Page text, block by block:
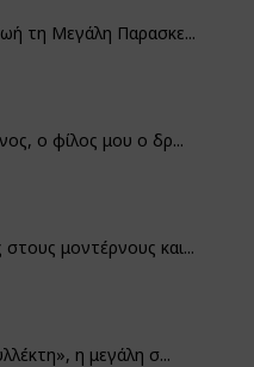
τη Μεγάλη Παρασκε...
ο φίλος μου ο δρ...
μοντέρνους και...
η μεγάλη σ...